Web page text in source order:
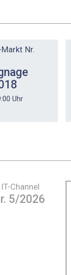
Nr.
Uhr
Channel
5/2026